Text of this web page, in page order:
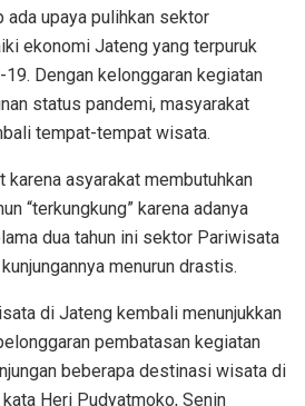
ada upaya pulihkan sektor
ekonomi Jateng yang terpuruk
Dengan kelonggaran kegiatan
status pandemi, masyarakat
tempat-tempat wisata.
karena asyarakat membutuhkan
“terkungkung” karena adanya
dua tahun ini sektor Pariwisata
menurun drastis.
di Jateng kembali menunjukkan
pembatasan kegiatan
beberapa destinasi wisata di
Heri Pudyatmoko, Senin